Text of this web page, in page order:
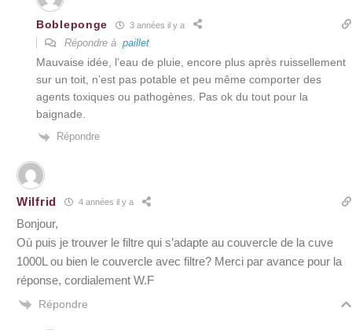
Bobleponge 3 années il y a
Répondre à paillet
Mauvaise idée, l’eau de pluie, encore plus après ruissellement
sur un toit, n’est pas potable et peu même comporter des
agents toxiques ou pathogènes. Pas ok du tout pour la
baignade.
Répondre
Wilfrid 4 années il y a
Bonjour,
Où puis je trouver le filtre qui s’adapte au couvercle de la cuve
1000L ou bien le couvercle avec filtre? Merci par avance pour la
réponse, cordialement W.F
Répondre